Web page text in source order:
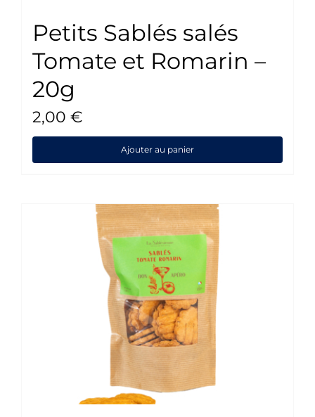
Petits Sablés salés
Tomate et Romarin –
20g
2,00 €
Ajouter au panier